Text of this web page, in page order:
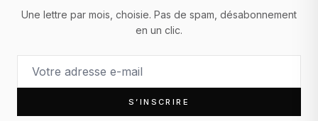
Une lettre par mois, choisie. Pas de spam, désabonnement
en un clic.
S’INSCRIRE